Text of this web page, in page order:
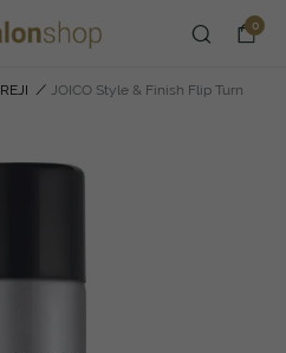
0
/ JOICO Style & Finish Flip Turn